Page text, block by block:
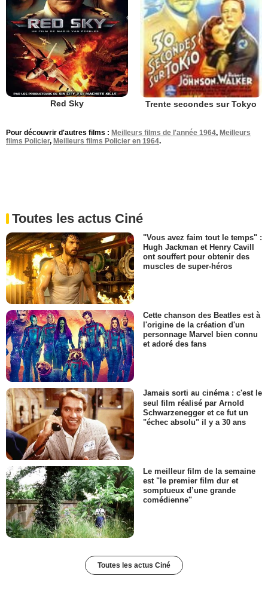
Red Sky Trente secondes sur Tokyo
Pour découvrir d'autres films : Meilleurs films de l'année 1964, Meilleurs
films Policier, Meilleurs films Policier en 1964.
Toutes les actus Ciné
"Vous avez faim tout le temps" :
Hugh Jackman et Henry Cavill
ont souffert pour obtenir des
muscles de super-héros
Cette chanson des Beatles est à
l'origine de la création d'un
personnage Marvel bien connu
et adoré des fans
Jamais sorti au cinéma : c'est le
seul film réalisé par Arnold
Schwarzenegger et ce fut un
"échec absolu" il y a 30 ans
Le meilleur film de la semaine
est "le premier film dur et
somptueux d’une grande
comédienne"
Toutes les actus Ciné